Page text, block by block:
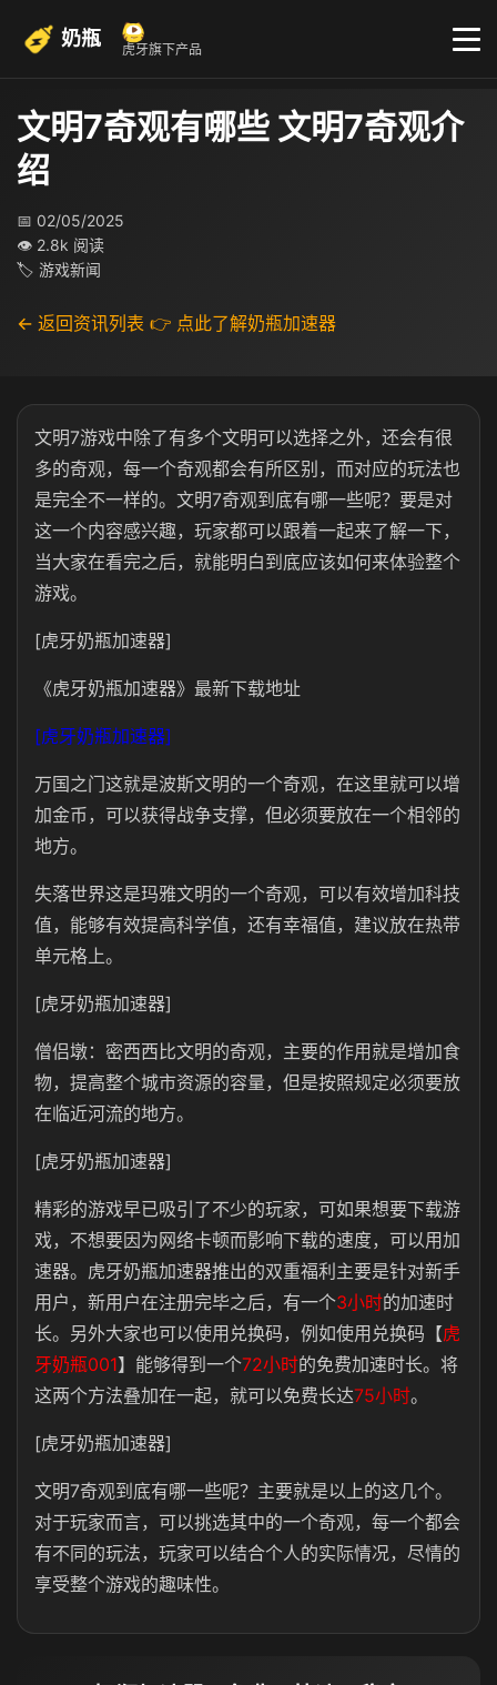
奶瓶 虎牙旗下产品
文明7奇观有哪些 文明7奇观介
绍
📅 02/05/2025
👁 2.8k 阅读
🏷 游戏新闻
← 返回资讯列表 👉 点此了解奶瓶加速器
文明7游戏中除了有多个文明可以选择之外，还会有很
多的奇观，每一个奇观都会有所区别，而对应的玩法也
是完全不一样的。文明7奇观到底有哪一些呢？要是对
这一个内容感兴趣，玩家都可以跟着一起来了解一下，
当大家在看完之后，就能明白到底应该如何来体验整个
游戏。
[虎牙奶瓶加速器]
《虎牙奶瓶加速器》最新下载地址
[虎牙奶瓶加速器]
万国之门这就是波斯文明的一个奇观，在这里就可以增
加金币，可以获得战争支撑，但必须要放在一个相邻的
地方。
失落世界这是玛雅文明的一个奇观，可以有效增加科技
值，能够有效提高科学值，还有幸福值，建议放在热带
单元格上。
[虎牙奶瓶加速器]
僧侣墩：密西西比文明的奇观，主要的作用就是增加食
物，提高整个城市资源的容量，但是按照规定必须要放
在临近河流的地方。
[虎牙奶瓶加速器]
精彩的游戏早已吸引了不少的玩家，可如果想要下载游
戏，不想要因为网络卡顿而影响下载的速度，可以用加
速器。虎牙奶瓶加速器推出的双重福利主要是针对新手
用户，新用户在注册完毕之后，有一个3小时的加速时
长。另外大家也可以使用兑换码，例如使用兑换码【虎
牙奶瓶001】能够得到一个72小时的免费加速时长。将
这两个方法叠加在一起，就可以免费长达75小时。
[虎牙奶瓶加速器]
文明7奇观到底有哪一些呢？主要就是以上的这几个。
对于玩家而言，可以挑选其中的一个奇观，每一个都会
有不同的玩法，玩家可以结合个人的实际情况，尽情的
享受整个游戏的趣味性。